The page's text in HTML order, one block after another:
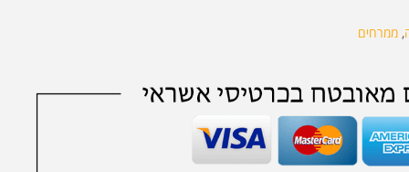
, ממרחים